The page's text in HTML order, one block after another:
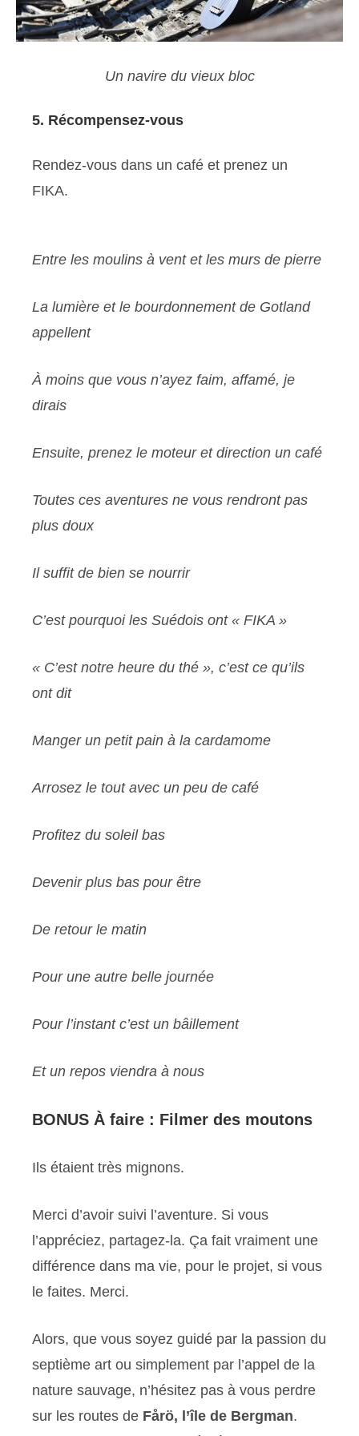
Un navire du vieux bloc
5. Récompensez-vous
Rendez-vous dans un café et prenez un
FIKA.
Entre les moulins à vent et les murs de pierre
La lumière et le bourdonnement de Gotland
appellent
À moins que vous n’ayez faim, affamé, je
dirais
Ensuite, prenez le moteur et direction un café
Toutes ces aventures ne vous rendront pas
plus doux
Il suffit de bien se nourrir
C’est pourquoi les Suédois ont « FIKA »
« C’est notre heure du thé », c’est ce qu’ils
ont dit
Manger un petit pain à la cardamome
Arrosez le tout avec un peu de café
Profitez du soleil bas
Devenir plus bas pour être
De retour le matin
Pour une autre belle journée
Pour l’instant c’est un bâillement
Et un repos viendra à nous
BONUS À faire : Filmer des moutons
Ils étaient très mignons.
Merci d’avoir suivi l’aventure. Si vous
l’appréciez, partagez-la. Ça fait vraiment une
différence dans ma vie, pour le projet, si vous
le faites. Merci.
Alors, que vous soyez guidé par la passion du
septième art ou simplement par l’appel de la
nature sauvage, n’hésitez pas à vous perdre
sur les routes de Fårö, l’île de Bergman.